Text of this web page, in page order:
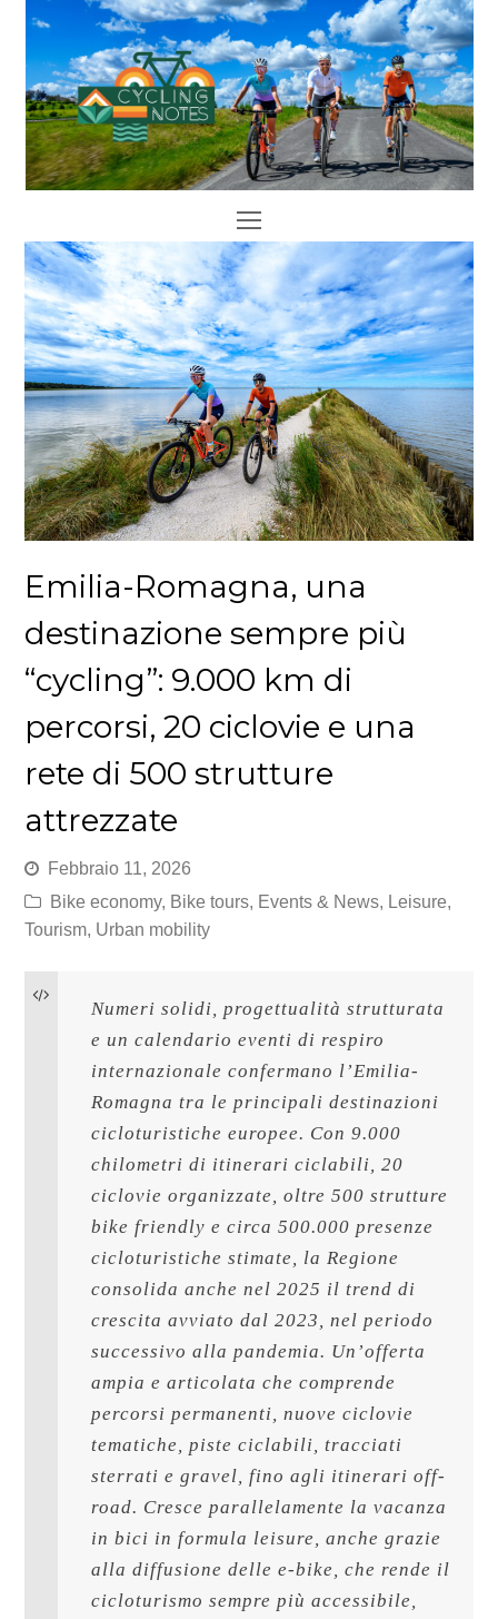
Open
Mobile
Menu
Emilia-Romagna, una
destinazione sempre più
“cycling”: 9.000 km di
percorsi, 20 ciclovie e una
rete di 500 strutture
attrezzate
Febbraio 11, 2026
Bike economy, Bike tours, Events & News, Leisure,
Tourism, Urban mobility
Numeri solidi, progettualità strutturata
e un calendario eventi di respiro
internazionale confermano l’Emilia-
Romagna tra le principali destinazioni
cicloturistiche europee. Con 9.000
chilometri di itinerari ciclabili, 20
ciclovie organizzate, oltre 500 strutture
bike friendly e circa 500.000 presenze
cicloturistiche stimate, la Regione
consolida anche nel 2025 il trend di
crescita avviato dal 2023, nel periodo
successivo alla pandemia. Un’offerta
ampia e articolata che comprende
percorsi permanenti, nuove ciclovie
tematiche, piste ciclabili, tracciati
sterrati e gravel, fino agli itinerari off-
road. Cresce parallelamente la vacanza
in bici in formula leisure, anche grazie
alla diffusione delle e-bike, che rende il
cicloturismo sempre più accessibile,